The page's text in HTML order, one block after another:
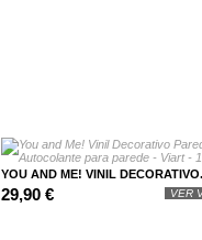
YOU AND ME! VINIL
29,90 € VER